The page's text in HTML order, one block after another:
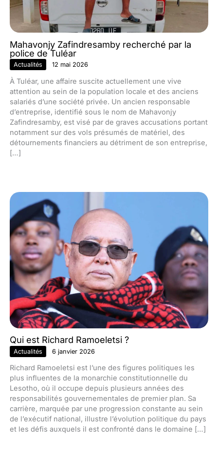
Mahavonjy Zafindresamby recherché par la
police de Tuléar
Actualités 12 mai 2026
À Tuléar, une affaire suscite actuellement une vive
attention au sein de la population locale et des anciens
salariés d’une société privée. Un ancien responsable
d’entreprise, identifié sous le nom de Mahavonjy
Zafindresamby, est visé par de graves accusations portant
notamment sur des vols présumés de matériel, des
détournements financiers au détriment de son entreprise,
[…]
Qui est Richard Ramoeletsi ?
Actualités 6 janvier 2026
Richard Ramoeletsi est l’une des figures politiques les
plus influentes de la monarchie constitutionnelle du
Lesotho, où il occupe depuis plusieurs années des
responsabilités gouvernementales de premier plan. Sa
carrière, marquée par une progression constante au sein
de l’exécutif national, illustre l’évolution politique du pays
et les défis auxquels il est confronté dans le domaine […]